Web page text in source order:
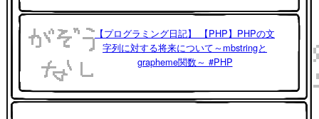
【プログラミング日記】 【PHP】PHPの文
字列に対する将来について～mbstringと
grapheme関数～ #PHP